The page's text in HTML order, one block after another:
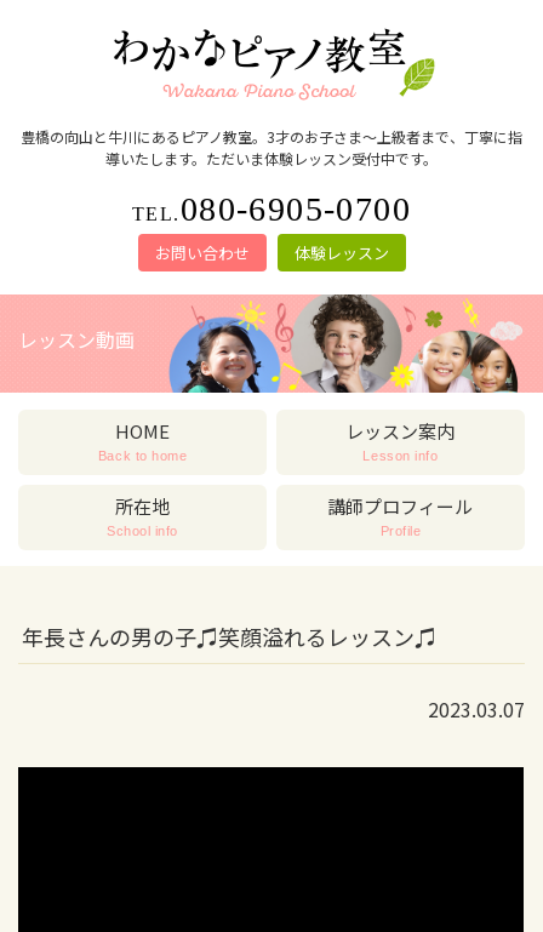
豊橋の向山と牛川にあるピアノ教室。3才のお子さま～上級者まで、丁寧に指
導いたします。ただいま体験レッスン受付中です。
TEL. 080-6905-0700
お問い合わせ 体験レッスン
レッスン動画
HOME
Back to home
レッスン案内
Lesson info
所在地
School info
講師プロフィール
Profile
年長さんの男の子♫笑顔溢れるレッスン♫
2023.03.07